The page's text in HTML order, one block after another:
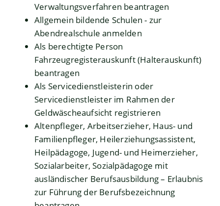
Verwaltungsverfahren beantragen
Allgemein bildende Schulen - zur
Abendrealschule anmelden
Als berechtigte Person
Fahrzeugregisterauskunft (Halterauskunft)
beantragen
Als Servicedienstleisterin oder
Servicedienstleister im Rahmen der
Geldwäscheaufsicht registrieren
Altenpfleger, Arbeitserzieher, Haus- und
Familienpfleger, Heilerziehungsassistent,
Heilpädagoge, Jugend- und Heimerzieher,
Sozialarbeiter, Sozialpädagoge mit
ausländischer Berufsausbildung – Erlaubnis
zur Führung der Berufsbezeichnung